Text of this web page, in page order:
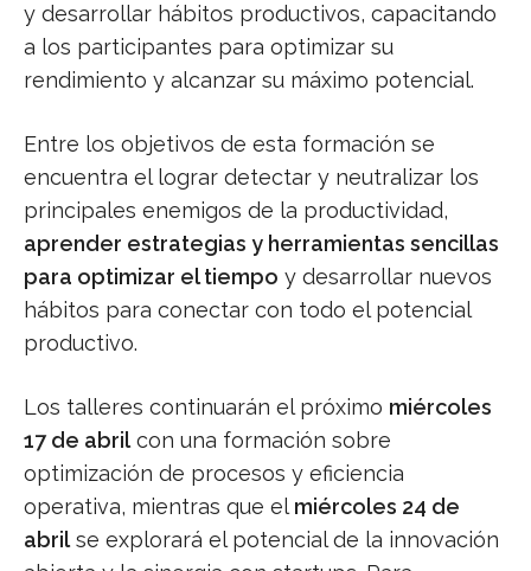
y desarrollar hábitos productivos, capacitando
a los participantes para optimizar su
rendimiento y alcanzar su máximo potencial.
Entre los objetivos de esta formación se
encuentra el lograr detectar y neutralizar los
principales enemigos de la productividad,
aprender estrategias y herramientas sencillas
para optimizar el tiempo y desarrollar nuevos
hábitos para conectar con todo el potencial
productivo.
Los talleres continuarán el próximo miércoles
17 de abrilcon una formación sobre
optimización de procesos y eficiencia
operativa, mientras que el miércoles 24 de
abrilse explorará el potencial de la innovación